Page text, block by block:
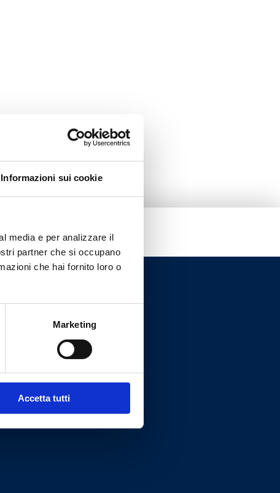
Informazioni sui cookie
media e per analizzare il
partner che si occupano
che hai fornito loro o
Marketing
Accetta tutti